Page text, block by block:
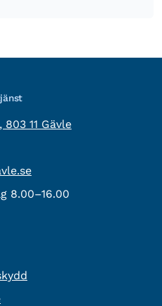
11 Gävle
8.00–16.00